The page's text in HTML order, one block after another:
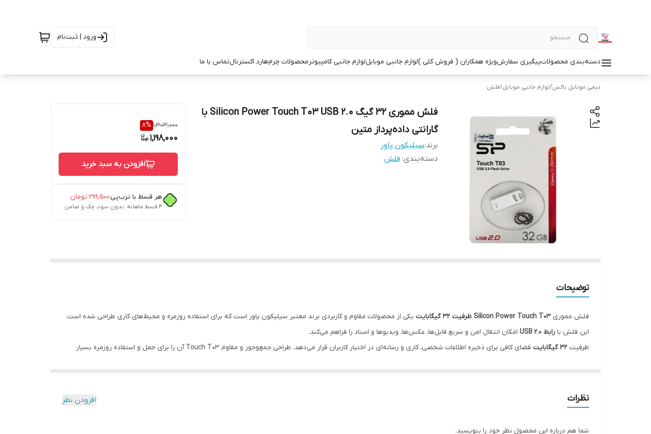
ورود | ثبت‌نام
دسته‌بندی محصولاتپیگیری سفارشویژه همکاران ( فروش کلی )لوازم جانبی موبایللوازم جانبی کامپیوترمحصولات چرمهارد اکسترنالتماس با ما
دیجی موبایل باکس/لوازم جانبی موبایل/فلش
فلش مموری 32 گیگ Silicon Power Touch T03 USB 2.0 با
گارانتی داده‌پرداز متین
برند:سیلیکون پاور
دسته‌بندی: فلش
1,303,000
8%
1,198,000
افزودن به سبد خرید
هر قسط با ترب‌پی:۲۹۹٬۵۰۰ تومان
۴ قسط ماهانه. بدون سود، چک و ضامن.
توضیحات
فلش مموری Silicon Power Touch T03 ظرفیت 32 گیگابایت
یکی از محصولات مقاوم و کاربردی برند معتبر سیلیکون پاور است که برای استفاده روزمره و محیط‌های کاری طراحی شده است.
این فلش با رابط USB 2.0
امکان انتقال امن و سریع فایل‌ها، عکس‌ها، ویدیوها و اسناد را فراهم می‌کند.
ظرفیت ۳۲ گیگابایت
فضای کافی برای ذخیره اطلاعات شخصی، کاری و رسانه‌ای در اختیار کاربران قرار می‌دهد. طراحی جمع‌وجور و مقاوم Touch T03 آن را برای حمل و استفاده روزمره بسیار
بابت اصالت و خدمات پس از فروش راحت باشد.
🔹 ویژگی‌ها و مشخصات فنی
نظرات افزودن نظر
شما هم درباره این محصول نظر خود را بنویسید.